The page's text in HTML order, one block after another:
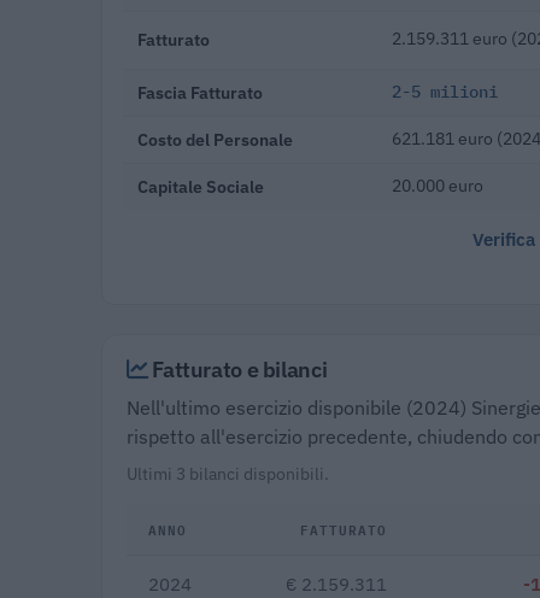
Fatturato 2.159.311 euro
Fascia Fatturato 2-5 milioni
Costo del Personale 621.181 euro
Capitale Sociale 20.000 euro
Fatturato e bilanci
Nell'ultimo esercizio disponibile (2024)
rispetto all'esercizio precedente, chiudendo
Ultimi 3 bilanci disponibili.
ANNO FATTURATO
2024 € 2.159.311 -